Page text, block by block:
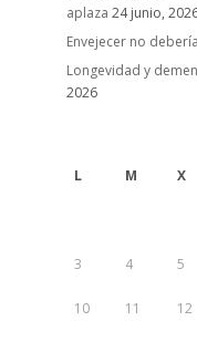
aplaza 24 junio,
Envejecer no
Longevidad y
2026
L M X
3 4 5
10 11 12